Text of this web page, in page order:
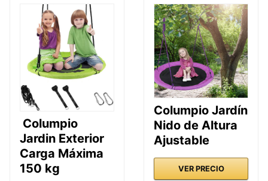
Columpio
Jardin Exterior
Carga Máxima
150 kg
Columpio Jardín
Nido de Altura
Ajustable
VER PRECIO